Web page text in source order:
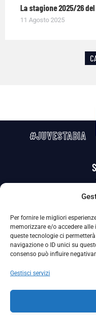
Per fornire le migliori
memorizzare e/o accedere
queste tecnologie ci
navigazione o ID unici su
consenso può influire
Gestisci servizi
La stagione 2025/26
11 Agosto 2025
#JUVESTABIA
Privacy
La Società ha nominato il Responsabile della
adottate dalla
Per